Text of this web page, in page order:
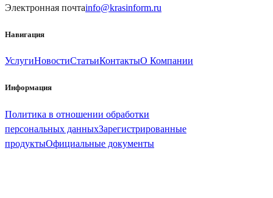
Электронная почтаinfo@krasinform.ru
Навигация
УслугиНовостиСтатьиКонтактыО Компании
Информация
Политика в отношении обработки
персональных данныхЗарегистрированные
продуктыОфициальные документы